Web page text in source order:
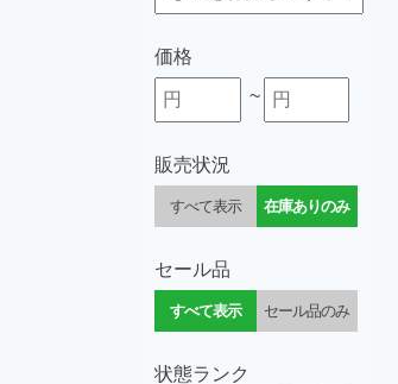
価格
~
販売状況
すべて表示 在庫ありのみ
セール品
すべて表示 セール品のみ
状態ランク